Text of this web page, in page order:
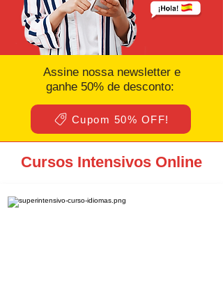
Assine nossa newsletter e
ganhe 50% de desconto:
Cupom 50% OFF!
Cursos Intensivos Online